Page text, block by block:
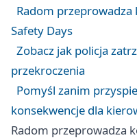
Radom przeprowadza
Safety Days
Zobacz jak policja
przekroczenia
Pomyśl zanim
konsekwencje dla
Radom przeprowadza